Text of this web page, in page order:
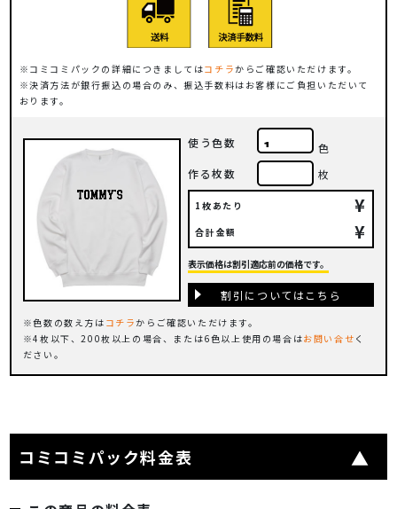
コミコミパックの詳細につきましてはコチラからご確認いただけます。
決済方法が銀行振込の場合のみ、振込手数料はお客様にご負担いただいて
おります。
使う色数
色
作る枚数
枚
1枚あたり ¥
合計金額 ¥
色数の数え方は コチラからご確認いただけます。
4枚以下、200枚以上の場合、または6色以上使用の場合はお問い合せ く
ださい。
表示価格は割引適応前の価格です。
割引についてはこちら
コミコミパック料金表